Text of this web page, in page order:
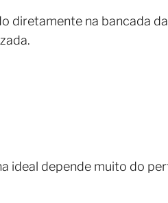
diretamente na bancada
ideal depende muito do